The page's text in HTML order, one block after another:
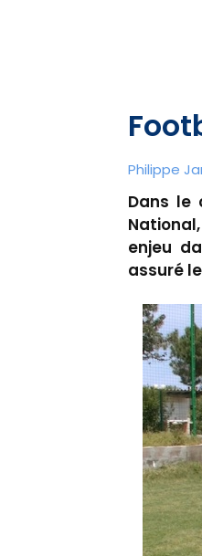
Philippe
Dans le
enjeu
assuré